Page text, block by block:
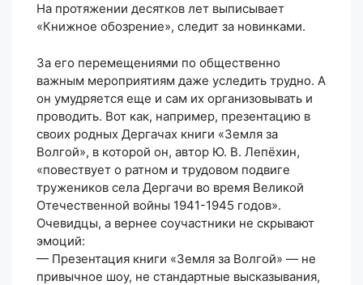
На протяжении десятков лет выписывает
«Книжное обозрение», следит за новинками.
За его перемещениями по общественно
важным мероприятиям даже уследить трудно. А
он умудряется еще и сам их организовывать и
проводить. Вот как, например, презентацию в
своих родных Дергачах книги «Земля за
Волгой», в которой он, автор Ю. В. Лепёхин,
«повествует о ратном и трудовом подвиге
тружеников села Дергачи во время Великой
Отечественной войны 1941-1945 годов».
Очевидцы, а вернее соучастники не скрывают
эмоций:
— Презентация книги «Земля за Волгой» — не
привычное шоу, не стандартные высказывания,